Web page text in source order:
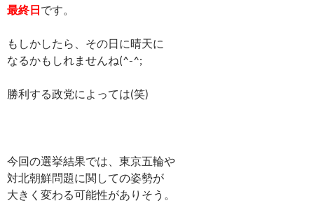
最終日です。
もしかしたら、その日に晴天に
なるかもしれませんね(^-^;
勝利する政党によっては(笑)
今回の選挙結果では、東京五輪や
対北朝鮮問題に関しての姿勢が
大きく変わる可能性がありそう。